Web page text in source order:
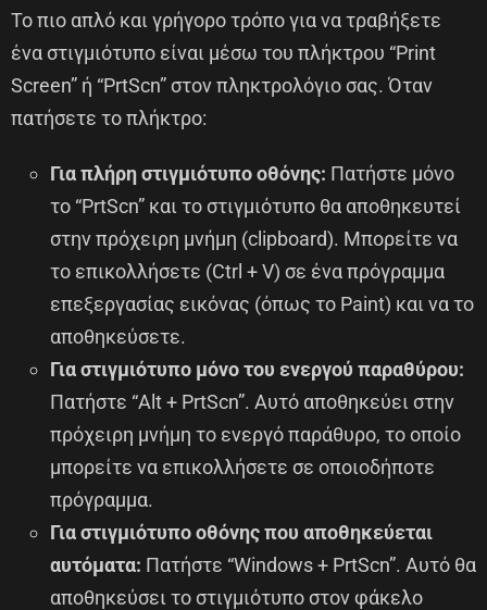
Το πιο απλό και γρήγορο τρόπο για να τραβήξετε
ένα στιγμιότυπο είναι μέσω του πλήκτρου “Print
Screen” ή “PrtScn” στον πληκτρολόγιο σας. Όταν
πατήσετε το πλήκτρο:
Για πλήρη στιγμιότυπο οθόνης: Πατήστε μόνο
το “PrtScn” και το στιγμιότυπο θα αποθηκευτεί
στην πρόχειρη μνήμη (clipboard). Μπορείτε να
το επικολλήσετε (Ctrl + V) σε ένα πρόγραμμα
επεξεργασίας εικόνας (όπως το Paint) και να το
αποθηκεύσετε.
Για στιγμιότυπο μόνο του ενεργού παραθύρου:
Πατήστε “Alt + PrtScn”. Αυτό αποθηκεύει στην
πρόχειρη μνήμη το ενεργό παράθυρο, το οποίο
μπορείτε να επικολλήσετε σε οποιοδήποτε
πρόγραμμα.
Για στιγμιότυπο οθόνης που αποθηκεύεται
αυτόματα: Πατήστε “Windows + PrtScn”. Αυτό θα
αποθηκεύσει το στιγμιότυπο στον φάκελο